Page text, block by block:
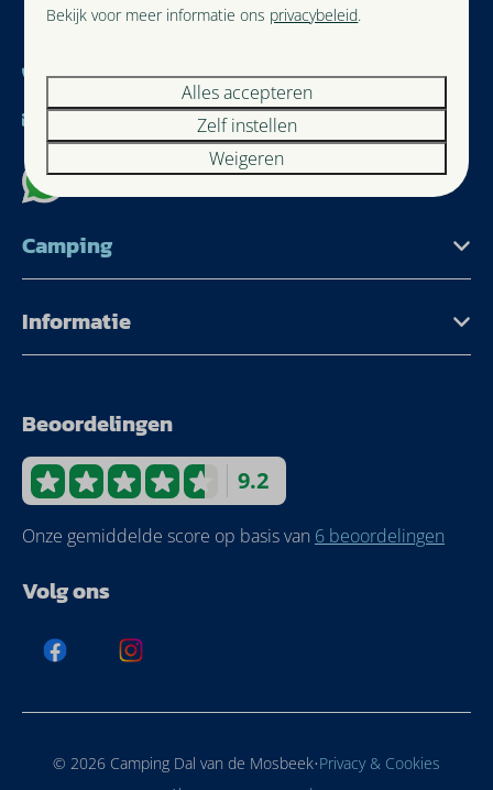
Nederland
0541-680644
receptie@dalvandemosbeek.nl
App met ons
Camping
Informatie
Beoordelingen
9.2
Onze gemiddelde score op basis van 6 beoordelingen
Volg ons
© 2026 Camping Dal van de Mosbeek·Privacy & Cookies
Bekijk voor meer informatie ons privacybeleid.
Alles accepteren
Zelf instellen
Weigeren